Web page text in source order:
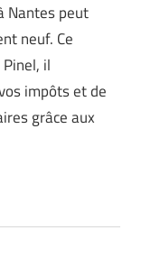
Nantes peut
neuf. Ce
il
impôts et de
grâce aux